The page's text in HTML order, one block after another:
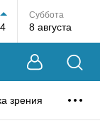
Суббота
8 августа
зрения